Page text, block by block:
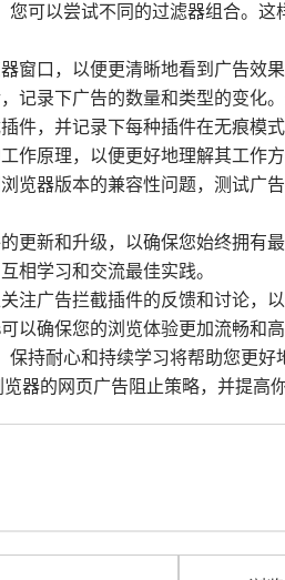
可以尝试不同的过滤器组合。这
窗口，以便更清晰地看到广告效果
记录下广告的数量和类型的变化
件，并记录下每种插件在无痕模
作原理，以便更好地理解其工作方
览器版本的兼容性问题，测试
更新和升级，以确保您始终拥有最
相学习和交流最佳实践。
注广告拦截插件的反馈和讨论，
以确保您的浏览体验更加流畅和高
持耐心和持续学习将帮助您更好
器的网页广告阻止策略，并提高